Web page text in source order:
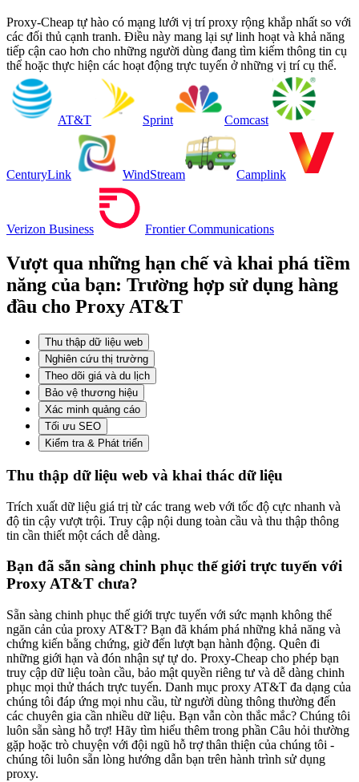
Proxy-Cheap tự hào có mạng lưới vị trí proxy rộng khắp nhất so với
các đối thủ cạnh tranh. Điều này mang lại sự linh hoạt và khả năng
tiếp cận cao hơn cho những người dùng đang tìm kiếm thông tin cụ
thể hoặc thực hiện các hoạt động trực tuyến ở những vị trí cụ thể.
AT&T Sprint Comcast
CenturyLink WindStream Camplink
Verizon Business Frontier Communications
Vượt qua những hạn chế và khai phá tiềm
năng của bạn: Trường hợp sử dụng hàng
đầu cho Proxy AT&T
Thu thập dữ liệu web
Nghiên cứu thị trường
Theo dõi giá và du lịch
Bảo vệ thương hiệu
Xác minh quảng cáo
Tối ưu SEO
Kiểm tra & Phát triển
Thu thập dữ liệu web và khai thác dữ liệu
Trích xuất dữ liệu giá trị từ các trang web với tốc độ cực nhanh và
độ tin cậy vượt trội. Truy cập nội dung toàn cầu và thu thập thông
tin cần thiết một cách dễ dàng.
Bạn đã sẵn sàng chinh phục thế giới trực tuyến với
Proxy AT&T chưa?
Sẵn sàng chinh phục thế giới trực tuyến với sức mạnh không thể
ngăn cản của proxy AT&T? Bạn đã khám phá những khả năng và
chứng kiến bằng chứng, giờ đến lượt bạn hành động. Quên đi
những giới hạn và đón nhận sự tự do. Proxy-Cheap cho phép bạn
truy cập dữ liệu toàn cầu, bảo mật quyền riêng tư và dễ dàng chinh
phục mọi thử thách trực tuyến. Danh mục proxy AT&T đa dạng của
chúng tôi đáp ứng mọi nhu cầu, từ người dùng thông thường đến
các chuyên gia cần nhiều dữ liệu. Bạn vẫn còn thắc mắc? Chúng tôi
luôn sẵn sàng hỗ trợ! Hãy tìm hiểu thêm trong phần Câu hỏi thường
gặp hoặc trò chuyện với đội ngũ hỗ trợ thân thiện của chúng tôi -
chúng tôi luôn sẵn lòng hướng dẫn bạn trên hành trình sử dụng
proxy.